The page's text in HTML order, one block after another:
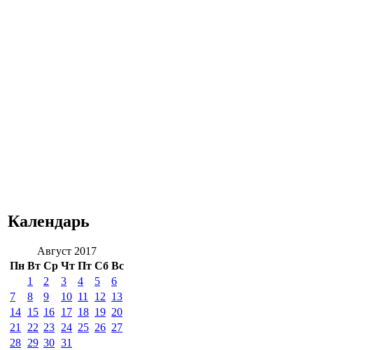
Календарь
Август 2017
Пн Вт Ср Чт Пт Сб Вс
1
2 3 4 5
6
7
8 9 10 11 12 13
14 15 16 17 18 19 20
21
22 23 24 25 26 27
28 29 30 31